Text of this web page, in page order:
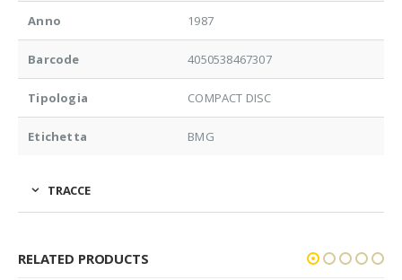
Anno 1987
Barcode 4050538467307
Tipologia COMPACT DISC
Etichetta BMG
TRACCE
RELATED PRODUCTS